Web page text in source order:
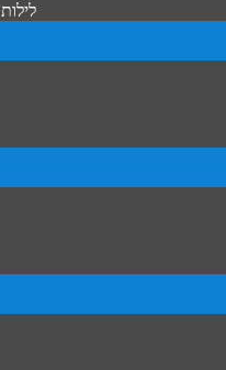
1 לילות